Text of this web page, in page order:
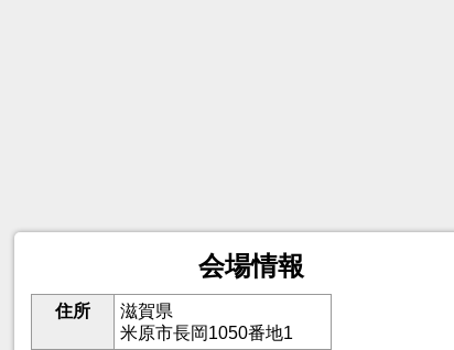
会場情報
住所
滋賀県
米原市長岡1050番地1